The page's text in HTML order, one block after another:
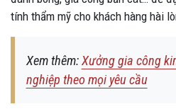
tính thẩm mỹ cho khách hàng hài
Xem thêm:Xưởng gia công
nghiệp theo mọi yêu cầu